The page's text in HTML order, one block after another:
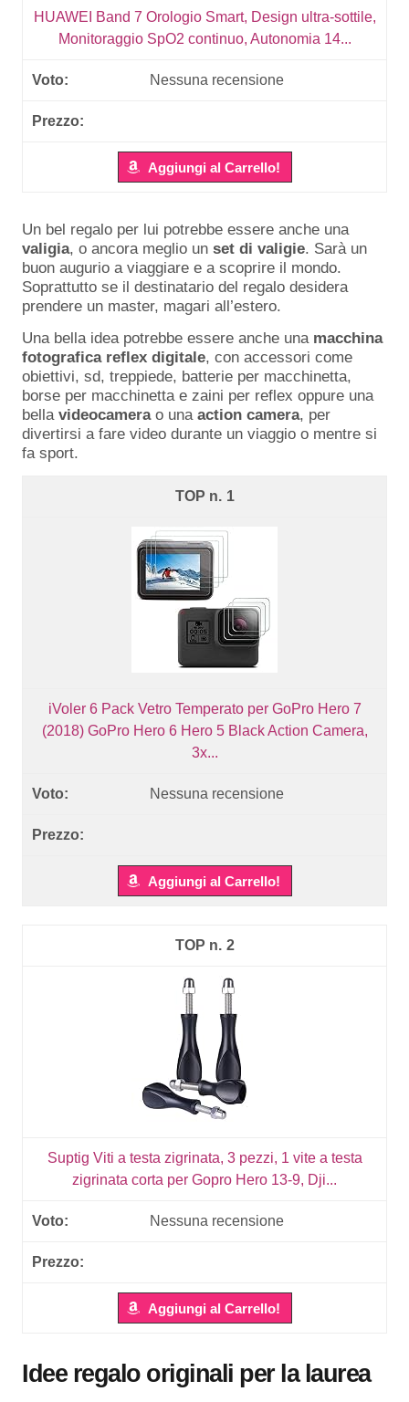
HUAWEI Band 7 Orologio Smart, Design ultra-sottile,
Monitoraggio SpO2 continuo, Autonomia 14...
Nessuna recensione
Aggiungi al Carrello!
Un bel regalo per lui potrebbe essere anche una
valigia, o ancora meglio un set di valigie. Sarà un
buon augurio a viaggiare e a scoprire il mondo.
Soprattutto se il destinatario del regalo desidera
prendere un master, magari all’estero.
Una bella idea potrebbe essere anche una macchina
fotografica reflex digitale, con accessori come
obiettivi, sd, treppiede, batterie per macchinetta,
borse per macchinetta e zaini per reflex oppure una
bella videocamerao una action camera, per
divertirsi a fare video durante un viaggio o mentre si
fa sport.
1
iVoler 6 Pack Vetro Temperato per GoPro Hero 7
(2018) GoPro Hero 6 Hero 5 Black Action Camera,
3x...
Nessuna recensione
Aggiungi al Carrello!
2
Suptig Viti a testa zigrinata, 3 pezzi, 1 vite a testa
zigrinata corta per Gopro Hero 13-9, Dji...
Nessuna recensione
Aggiungi al Carrello!
Idee regalo originali per la laurea